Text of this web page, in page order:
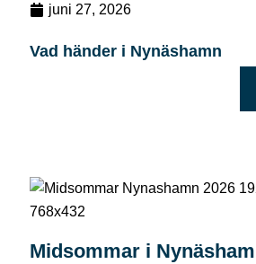
juni 27, 2026
Vad händer i Nynäshamn
Midsommar i